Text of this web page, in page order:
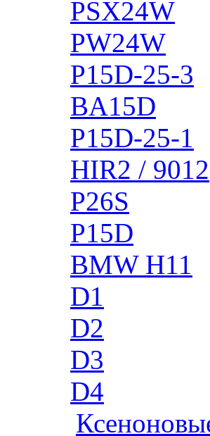
PSX24W
PW24W
P15D-25-3
BA15D
P15D-25-1
HIR2 / 9012
P26S
P15D
BMW H11
D1
D2
D3
D4